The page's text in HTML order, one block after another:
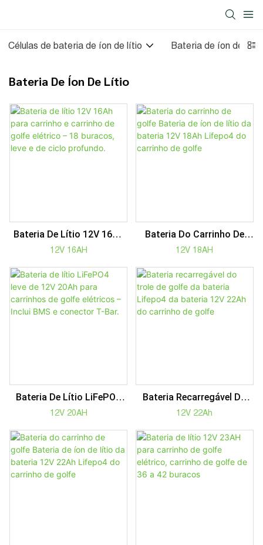
Células de bateria de íon de lítio Bateria de íon de lítio
Bateria De Íon De Lítio
Bateria De Lítio 12V 16Ah
Para Carrinho E Carrinho
Buracos, Leve E De Ciclo
Profundo.
12V 16AH
Bateria Do Carrinho De
Golfe Bateria De Íon De
Lifepo4 Do Carrinho De
Golfe
12V 18AH
Bateria De Lítio LiFePO4
Leve De 12V 20Ah Para
Elétricos – Inclui BMS E
Conector T-Bar.
12V 20AH
Bateria Recarregável Do
Trole De Golfe Da Bateria
22Ah Do Carrinho De Golfe
12V 22Ah